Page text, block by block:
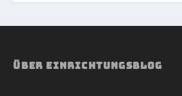
ÜBER EINRICHTUNGSBLOG